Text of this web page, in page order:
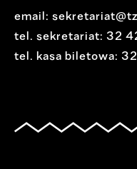
email:
tel. sekretariat: 32
tel. kasa biletowa: